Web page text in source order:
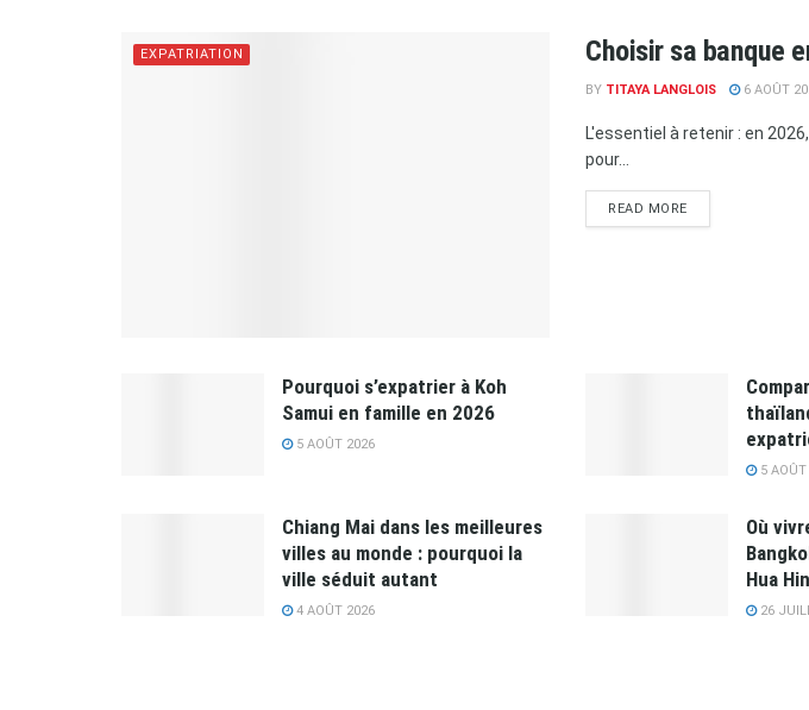
EXPATRIATION Choisir sa banque
BY TITAYA LANGLOIS 6 AOÛT
L'essentiel à retenir : en
pour...
READ MORE
Pourquoi s’expatrier à Koh
Samui en famille en 2026
5 AOÛT 2026
5 AOÛT
Chiang Mai dans les meilleures
villes au monde : pourquoi la
ville séduit autant
4 AOÛT 2026
Où
Hua
26